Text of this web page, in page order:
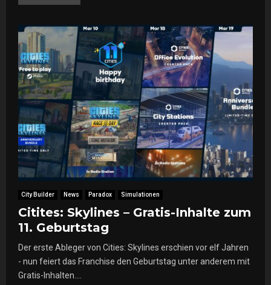
City Builder News Paradox Simulationen
Citites: Skylines – Gratis-Inhalte zum
11. Geburtstag
Der erste Ableger von Cities: Skylines erschien vor elf Jahren
- nun feiert das Franchise den Geburtstag unter anderem mit
Gratis-Inhalten....